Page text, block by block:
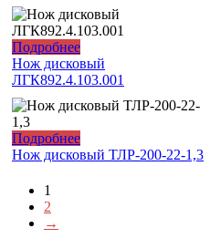
Подробнее
Нож дисковый
ЛГК892.4.103.001
Подробнее
Нож дисковый ТЛР-200-22-1,3
1
2
→